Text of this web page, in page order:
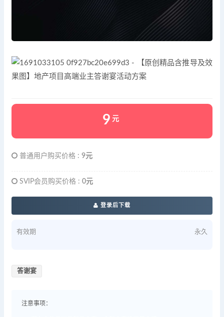
9 元
普通用户购买价格 : 9元
SVIP会员购买价格 : 0元
登录后下载
有效期 永久
答谢宴
注意事项：